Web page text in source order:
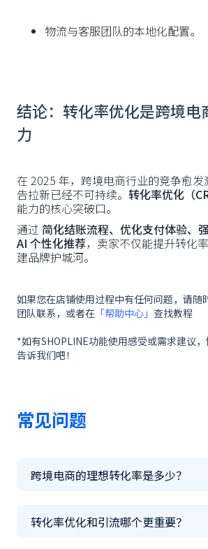
物流与客服团队的本地化配置。
结论：转化率优化是跨境电
力
在 2025 年，跨境电商行业的竞争愈
告拉新已经不可持续。 转化率优化（
能力的核心突破口。
通过 简化结账流程、优化支付体验、
AI 个性化推荐，卖家不仅能提升转化
建品牌护城河。
如果您在店铺使用过程中有任何问题，请随
团队联系，或者在 「帮助中心」 查找教程
*如有SHOPLINE功能使用感受或需求建议
告诉我们吧！
常见问题
跨境电商的理想转化率是多少？
转化率优化和引流哪个更重要？